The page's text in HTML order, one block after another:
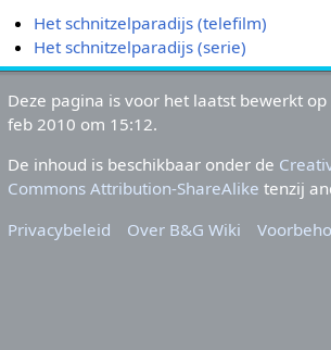
Het schnitzelparadijs (telefilm)
Het schnitzelparadijs (serie)
Deze pagina is voor het laatst bewerkt op
feb 2010 om 15:12.
De inhoud is beschikbaar onder de
Commons Attribution-ShareAlike tenzij
Privacybeleid
Over B&G Wiki